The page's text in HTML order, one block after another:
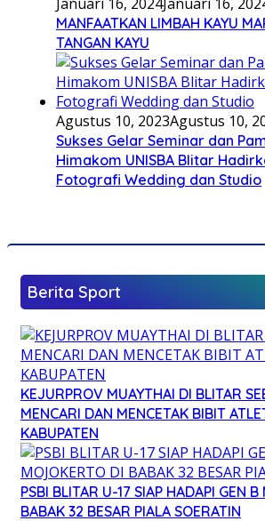
MANFAATKAN LIMBAH KAYU
TANGAN KAYU
Agustus 10, 2023Agustus 10,
Sukses Gelar Seminar dan
Himakom UNISBA Blitar
Fotografi Wedding dan Studio
Berita Sport
KEJURPROV MUAYTHAI DI BLITAR
MENCARI DAN MENCETAK BIBIT
KABUPATEN
PSBI BLITAR U-17 SIAP HADAPI GEN
BABAK 32 BESAR PIALA SOERATIN